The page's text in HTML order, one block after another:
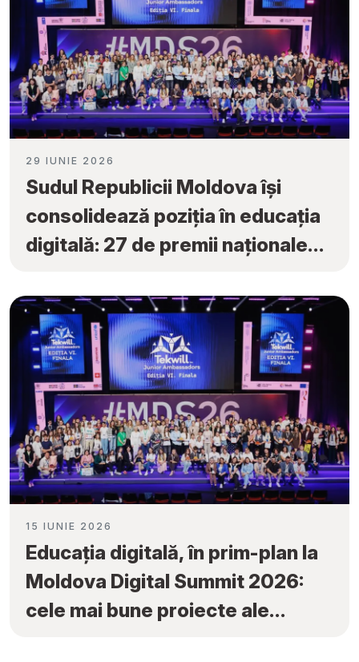
29 IUNIE 2026
Sudul Republicii Moldova își
consolidează poziția în educația
digitală: 27 de premii naționale
Ambassadors”
15 IUNIE 2026
Educația digitală, în prim-plan la
Moldova Digital Summit 2026:
cele mai bune proiecte ale